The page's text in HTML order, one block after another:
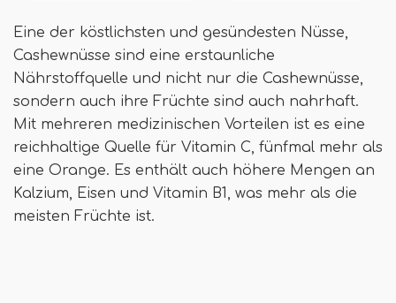
Eine der köstlichsten und gesündesten Nüsse,
Cashewnüsse sind eine erstaunliche
Nährstoffquelle und nicht nur die Cashewnüsse,
sondern auch ihre Früchte sind auch nahrhaft.
Mit mehreren medizinischen Vorteilen ist es eine
reichhaltige Quelle für Vitamin C, fünfmal mehr als
eine Orange. Es enthält auch höhere Mengen an
Kalzium, Eisen und Vitamin B1, was mehr als die
meisten Früchte ist.